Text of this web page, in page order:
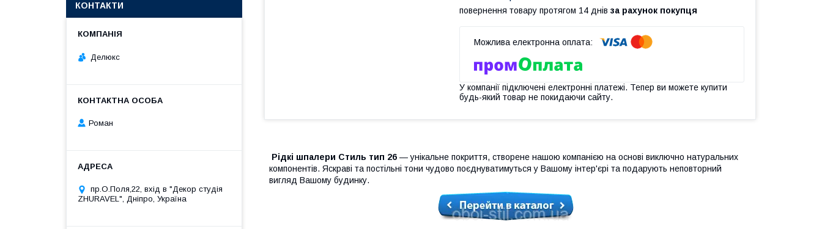
повернення товару протягом 14 днів за рахунок покупця
У компанії підключені електронні платежі. Тепер ви можете купити
будь-який товар не покидаючи сайту.
Рідкі шпалери Стиль тип 26 — унікальне покриття, створене нашою компанією на основі виключно натуральних
компонентів. Яскраві та постільні тони чудово поєднуватимуться у Вашому інтер'єрі та подарують неповторний
вигляд Вашому будинку.
КОНТАКТИ
Делюкс
Роман
пр.О.Поля,22, вхід в "Декор студія
ZHURAVEL", Дніпро, Україна